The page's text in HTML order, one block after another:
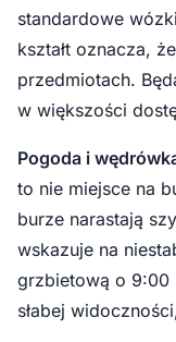
standardowe
kształt oznacza,
przedmiotach.
w większości
Pogoda i
to nie miejsce na
burze narastają
wskazuje na
grzbietową o 9:00
słabej